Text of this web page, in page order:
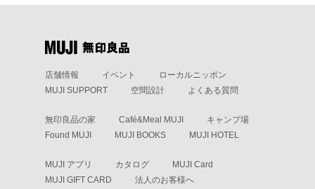
店舗情報 イベント
ローカルニッポン
MUJI SUPPORT
空間設計 よくある質問
無印良品の家 Café&Meal MUJI
キャンプ場
Found MUJI
MUJI BOOKS MUJI HOTEL
MUJI アプリ カタログ
MUJI Card
MUJI GIFT CARD
法人のお客様へ